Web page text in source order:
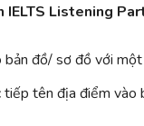
IELTS Listening
đồ/ sơ đồ với một
tên địa điểm vào